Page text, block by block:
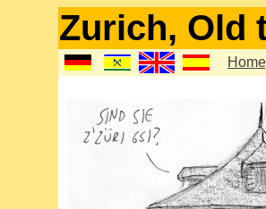
Zurich, Old